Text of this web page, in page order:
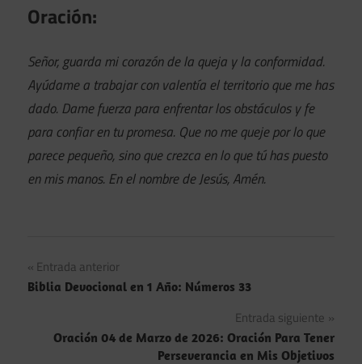
Oración:
Señor, guarda mi corazón de la queja y la conformidad.
Ayúdame a trabajar con valentía el territorio que me has
dado. Dame fuerza para enfrentar los obstáculos y fe
para confiar en tu promesa. Que no me queje por lo que
parece pequeño, sino que crezca en lo que tú has puesto
en mis manos. En el nombre de Jesús, Amén.
Navegación
de
entradas
Entrada anterior
Biblia Devocional en 1 Año: Números 33
Entrada siguiente
Oración 04 de Marzo de 2026: Oración Para Tener
Perseverancia en Mis Objetivos